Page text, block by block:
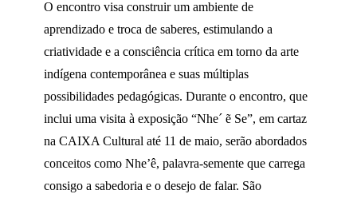
O encontro visa construir um ambiente de
aprendizado e troca de saberes, estimulando a
criatividade e a consciência crítica em torno da arte
indígena contemporânea e suas múltiplas
possibilidades pedagógicas. Durante o encontro, que
inclui uma visita à exposição “Nhe´ ẽ Se”, em cartaz
na CAIXA Cultural até 11 de maio, serão abordados
conceitos como Nhe’ê, palavra-semente que carrega
consigo a sabedoria e o desejo de falar. São